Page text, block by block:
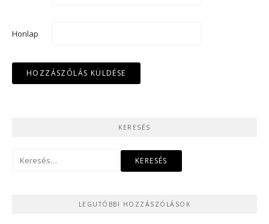
Honlap
KERESÉS
LEGUTÓBBI HOZZÁSZÓLÁSOK